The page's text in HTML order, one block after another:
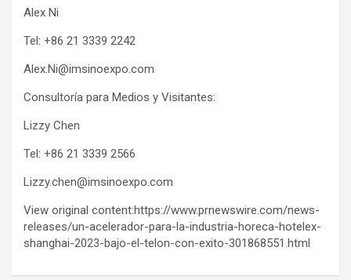
Alex Ni
Tel: +86 21 3339 2242
Alex.Ni@imsinoexpo.com
Consultoría para Medios y Visitantes:
Lizzy Chen
Tel: +86 21 3339 2566
Lizzy.chen@imsinoexpo.com
View original content:https://www.prnewswire.com/news-
releases/un-acelerador-para-la-industria-horeca-hotelex-
shanghai-2023-bajo-el-telon-con-exito-301868551.html